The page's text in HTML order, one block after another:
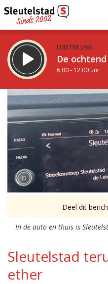
LUISTER LIVE:
De
6.00 - 12.00 uur
STRAKS:
De middag van
12.00 - 18.00 uur
Vorig uur
uur
Deel dit
In de auto en thuis is
Sleutelstad
ether